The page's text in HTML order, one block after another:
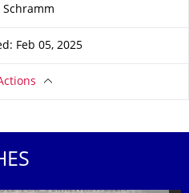
Schramm
Feb 05, 2025